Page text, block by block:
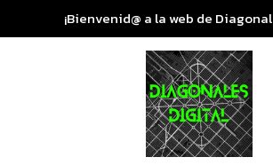
¡Bienvenid@ a la web de